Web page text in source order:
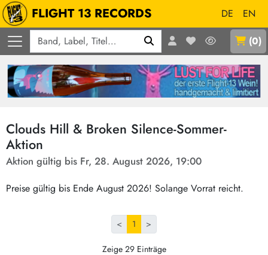
FLIGHT 13 RECORDS DE
EN
(0)
Clouds Hill & Broken Silence-Sommer-
Aktion
Aktion gültig bis Fr, 28. August 2026, 19:00
Preise gültig bis Ende August 2026! Solange Vorrat reicht.
< 1 >
Zeige 29 Einträge